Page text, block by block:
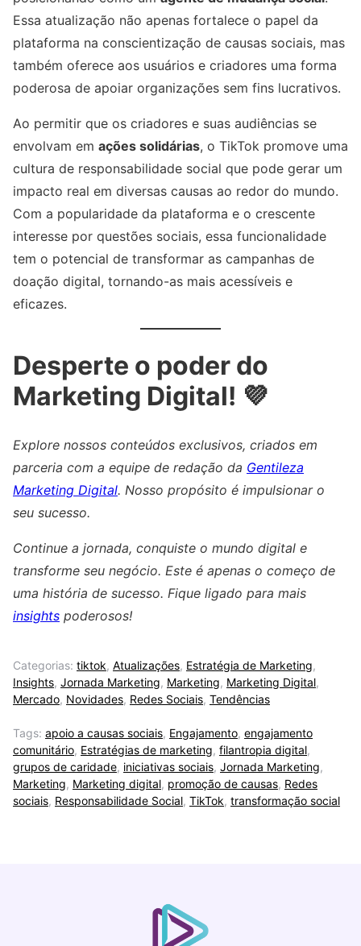
Essa atualização não apenas fortalece o papel da
plataforma na conscientização de causas sociais, mas
também oferece aos usuários e criadores uma forma
poderosa de apoiar organizações sem fins lucrativos.
Ao permitir que os criadores e suas audiências se
envolvam em ações solidárias, o TikTok promove uma
cultura de responsabilidade social que pode gerar um
impacto real em diversas causas ao redor do mundo.
Com a popularidade da plataforma e o crescente
interesse por questões sociais, essa funcionalidade
tem o potencial de transformar as campanhas de
doação digital, tornando-as mais acessíveis e
eficazes.
Desperte o poder do
Marketing Digital! 💜
Explore nossos conteúdos exclusivos, criados em
parceria com a equipe de redação da Gentileza
Marketing Digital. Nosso propósito é impulsionar o
seu sucesso.
Continue a jornada, conquiste o mundo digital e
transforme seu negócio. Este é apenas o começo de
uma história de sucesso. Fique ligado para mais
insights poderosos!
Categorias: tiktok, Atualizações, Estratégia de Marketing,
Insights, Jornada Marketing, Marketing, Marketing Digital,
Mercado, Novidades, Redes Sociais, Tendências
Tags: apoio a causas sociais, Engajamento, engajamento
comunitário, Estratégias de marketing, filantropia digital,
grupos de caridade, iniciativas sociais, Jornada Marketing,
Marketing, Marketing digital, promoção de causas, Redes
sociais, Responsabilidade Social, TikTok, transformação social